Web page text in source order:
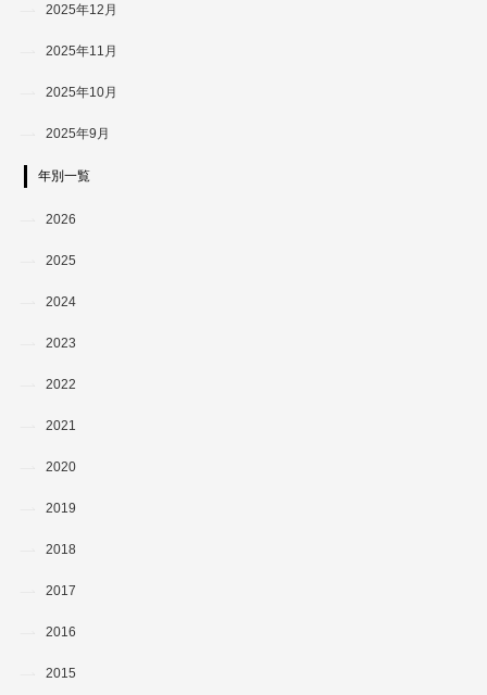
2025年12月
2025年11月
2025年10月
2025年9月
年別一覧
2026
2025
2024
2023
2022
2021
2020
2019
2018
2017
2016
2015